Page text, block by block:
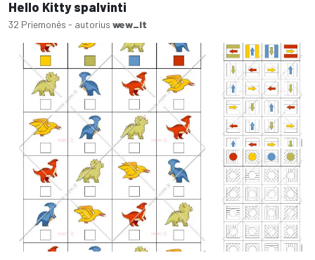
Hello Kitty spalvinti
32 Priemonės - autorius wew_lt